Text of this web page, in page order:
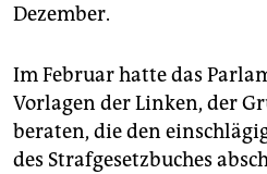
Dezember.
Im Februar hatte das
Vorlagen der Linken, der
beraten, die den
des Strafgesetzbuches